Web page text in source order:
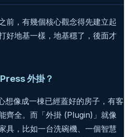
前，有幾個核心觀念得先建立起
好地基一樣，地基穩了，後面才
外掛？
像成一棟已經蓋好的房子，有客
齊全。而「外掛 (Plugin)」就像
具，比如一台洗碗機、一個智慧